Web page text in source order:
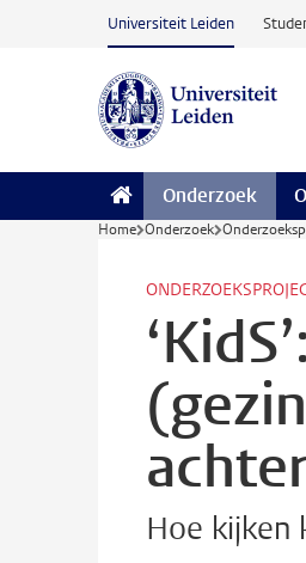
Ga naar hoofdinhoud
Universiteit Leiden
Onderzoek
Home Onderzoek
Hoe kijken